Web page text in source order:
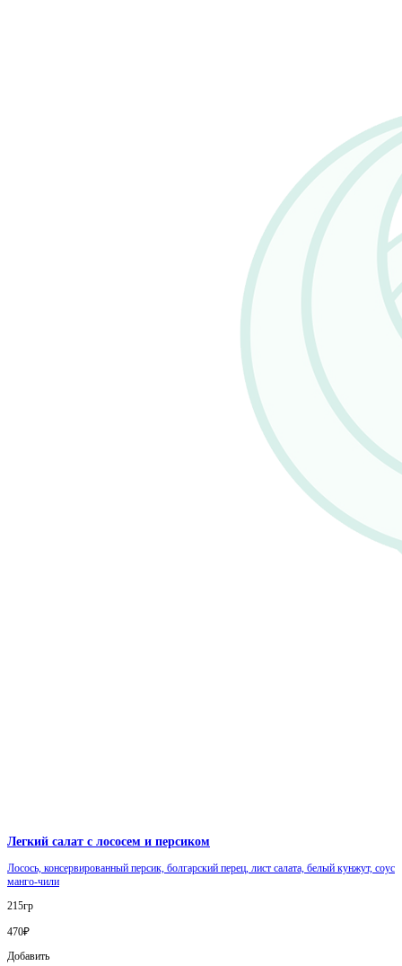
Легкий салат с лососем и персиком
Лосось, консервированный персик, болгарский перец, лист салата, белый кунжут, соус
манго-чили
215гр
470₽
Добавить